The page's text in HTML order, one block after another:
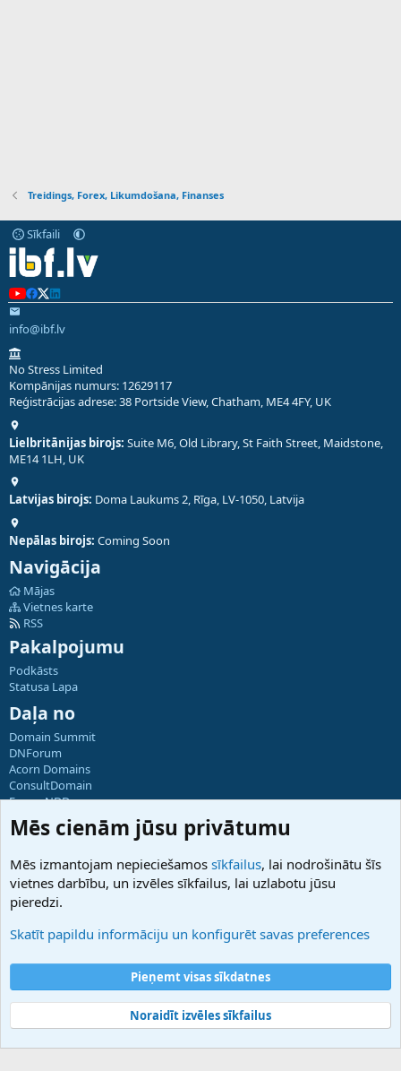
Treidings, Forex, Likumdošana, Finanses
Sīkfaili
info@ibf.lv
No Stress Limited
Kompānijas numurs: 12629117
Reģistrācijas adrese: 38 Portside View, Chatham, ME4 4FY, UK
Lielbritānijas birojs: Suite M6, Old Library, St Faith Street, Maidstone,
ME14 1LH, UK
Latvijas birojs: Doma Laukums 2, Rīga, LV-1050, Latvija
Nepālas birojs: Coming Soon
Navigācija
Mājas
Vietnes karte
RSS
Pakalpojumu
Podkāsts
Statusa Lapa
Daļa no
Domain Summit
DNForum
Acorn Domains
ConsultDomain
ForumNDD
Domainforum.ro
27.be
Hostmaria
Atbalsts
Palīdzība
Noteikumi un nosacījumi
Privātuma politika
Community platform by XenForo® © 2010-2025 XenForo Ltd.
Mēs cienām jūsu privātumu
Mēs izmantojam nepieciešamos sīkfailus, lai nodrošinātu šīs
vietnes darbību, un izvēles sīkfailus, lai uzlabotu jūsu
pieredzi.
Skatīt papildu informāciju un konfigurēt savas preferences
Pieņemt visas sīkdatnes
Noraidīt izvēles sīkfailus